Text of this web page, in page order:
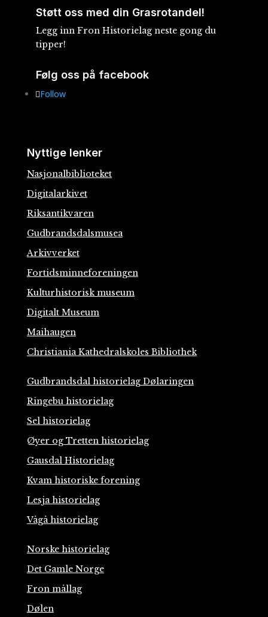
Støtt oss med din Grasrotandel!
Legg inn Fron Historielag neste gong du
tipper!
Følg oss på facebook
Follow
Nyttige lenker
Nasjonalbiblioteket
Digitalarkivet
Riksantikvaren
Gudbrandsdalsmusea
Arkivverket
Fortidsminneforeningen
Kulturhistorisk museum
Digitalt Museum
Maihaugen
Christiania Kathedralskoles Bibliothek
Gudbrandsdal historielag Dølaringen
Ringebu historielag
Sel historielag
Øyer og Tretten historielag
Gausdal Historielag
Kvam historiske forening
Lesja historielag
Vågå historielag
Norske historielag
Det Gamle Norge
Fron mållag
Dølen